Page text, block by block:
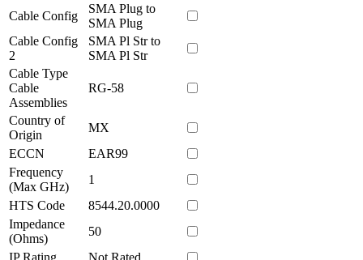
Cable Config
SMA Plug to
SMA Plug
Cable Config
2
SMA Pl Str to
SMA Pl Str
Cable Type
Cable
Assemblies
RG-58
Country of
Origin
MX
ECCN
EAR99
Frequency
(Max GHz)
1
HTS Code
8544.20.0000
Impedance
(Ohms)
50
IP Rating
Not Rated